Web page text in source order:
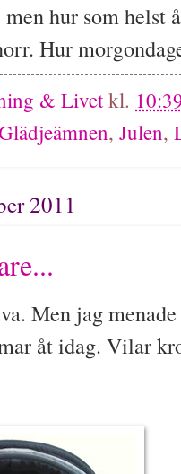
hur som helst
Hur
& Livetkl.
, Julen,
2011
Men jag
åt idag. Vilar